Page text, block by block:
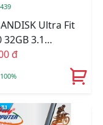
Ultra Fit
32GB 3.1
032G-G46
đ